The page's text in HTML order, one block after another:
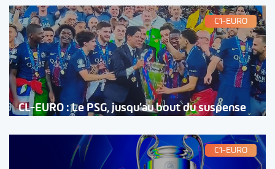
C1-EURO
CL-EURO : Le PSG, jusqu’au bout du suspense
C1-EURO